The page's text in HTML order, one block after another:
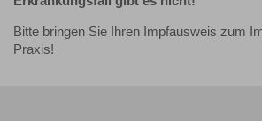
Bitte bringen Sie Ihren Impfausweis zum
Praxis!